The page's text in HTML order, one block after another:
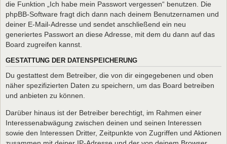
die Funktion „Ich habe mein Passwort vergessen“ benutzen. Die
phpBB-Software fragt dich dann nach deinem Benutzernamen und
deiner E-Mail-Adresse und sendet anschließend ein neu
generiertes Passwort an diese Adresse, mit dem du dann auf das
Board zugreifen kannst.
GESTATTUNG DER DATENSPEICHERUNG
Du gestattest dem Betreiber, die von dir eingegebenen und oben
näher spezifizierten Daten zu speichern, um das Board betreiben
und anbieten zu können.
Darüber hinaus ist der Betreiber berechtigt, im Rahmen einer
Interessenabwägung zwischen deinen und seinen Interessen
sowie den Interessen Dritter, Zeitpunkte von Zugriffen und Aktionen